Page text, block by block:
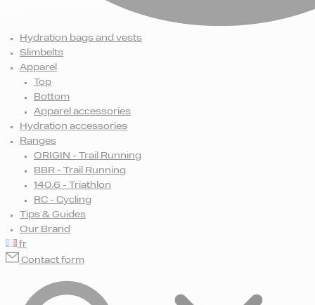
Hydration bags and vests
Slimbelts
Apparel
Top
Bottom
Apparel accessories
Hydration accessories
Ranges
ORIGIN - Trail Running
BBR - Trail Running
140.6 - Triathlon
RC - Cycling
Tips & Guides
Our Brand
fr
Contact form